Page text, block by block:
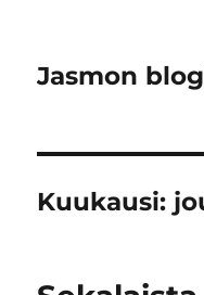
Jasmon
Kuukausi: